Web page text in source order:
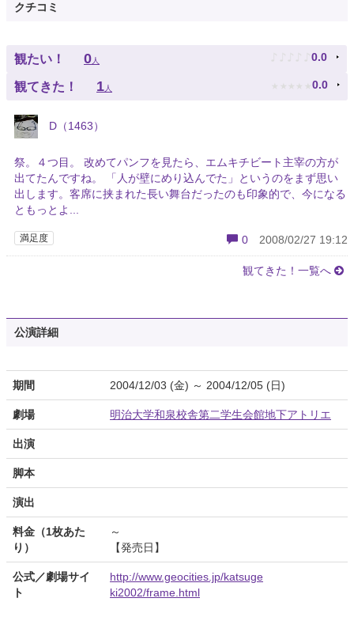
クチコミ
観たい！ 0人 ♪ ♪ ♪ ♪ ♪ 0.0
観てきた！ 1人 ★ ★ ★ ★ ★ 0.0
D（1463）
祭。４つ目。 改めてパンフを見たら、エムキチビート主宰の方が
出てたんですね。 「人が壁にめり込んでた」というのをまず思い
出します。客席に挟まれた長い舞台だったのも印象的で、今になる
ともっとよ...
満足度 0 2008/02/27 19:12
観てきた！一覧へ
公演詳細
期間 2004/12/03 (金) ～ 2004/12/05 (日)
劇場 明治大学和泉校舎第二学生会館地下アトリエ
出演
脚本
演出
料金（1枚あた
り）
～
【発売日】
公式／劇場サイ
ト
http://www.geocities.jp/katsuge
ki2002/frame.html